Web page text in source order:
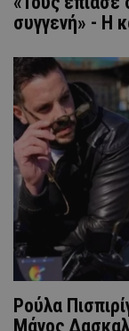
συγγενή» - Η
Ρούλα
Μάνος